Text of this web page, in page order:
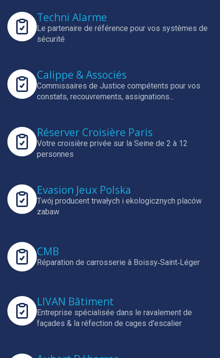
Techni Alarme
Le partenaire de référence pour vos systèmes de
sécurité
Calippe & Associés
Commissaires de Justice compétents pour vos
constats, recouvrements, assignations...
Réserver Croisière Paris
Votre croisière privée sur la Seine de 2 à 12
personnes
Evasion Jeux Polska
Twój producent trwałych i ekologicznych placów
zabaw
CMB
Réparation de carrosserie à Boissy‑Saint‑Léger
LIVAN Bâtiment
Entreprise spécialisée dans le ravalement de
façades & la réfection de cages d'escalier